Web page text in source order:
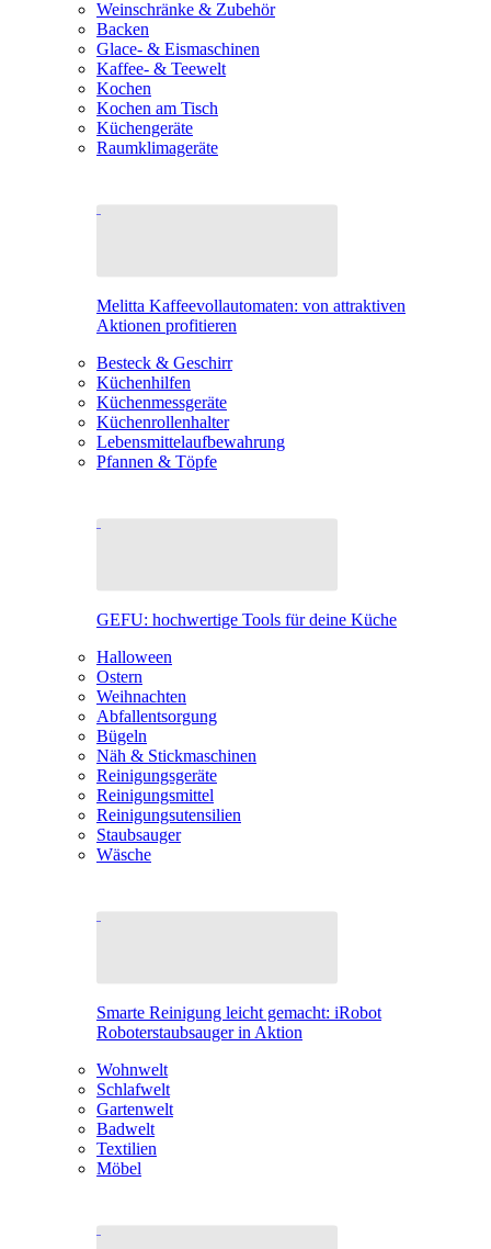
Weinschränke & Zubehör
Backen
Glace- & Eismaschinen
Kaffee- & Teewelt
Kochen
Kochen am Tisch
Küchengeräte
Raumklimageräte
Melitta Kaffeevollautomaten: von attraktiven
Aktionen profitieren
Besteck & Geschirr
Küchenhilfen
Küchenmessgeräte
Küchenrollenhalter
Lebensmittelaufbewahrung
Pfannen & Töpfe
GEFU: hochwertige Tools für deine Küche
Halloween
Ostern
Weihnachten
Abfallentsorgung
Bügeln
Näh & Stickmaschinen
Reinigungsgeräte
Reinigungsmittel
Reinigungsutensilien
Staubsauger
Wäsche
Smarte Reinigung leicht gemacht: iRobot
Roboterstaubsauger in Aktion
Wohnwelt
Schlafwelt
Gartenwelt
Badwelt
Textilien
Möbel